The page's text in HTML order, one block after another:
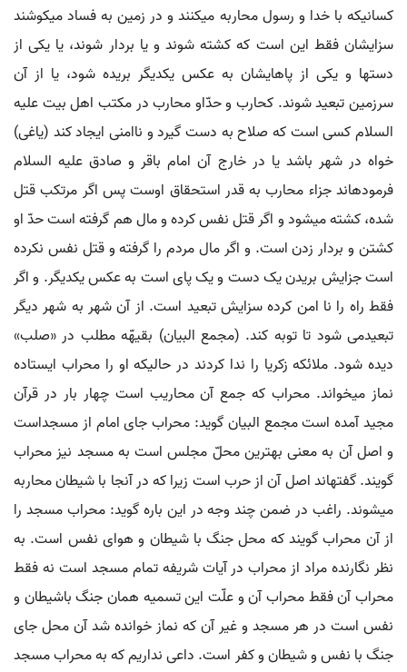
کسانیکه با خدا و رسول محاربه می‏کنند و در زمین به فساد می‏کوشند
سزایشان فقط این است که کشته شوند و یا بردار شوند، یا یکی از
دستها و یکی از پاهایشان به عکس یکدیگر بریده شود، یا از آن
سرزمین تبعید شوند. کحارب و حدّاو محارب در مکتب اهل بیت علیه
السلام کسی است که صلاح به دست گیرد و ناامنی ایجاد کند (یاغی)
خواه در شهر باشد یا در خارج آن امام باقر و صادق علیه السلام
فرموده‏اند جزاء محارب به قدر استحقاق اوست پس اگر مرتکب قتل
شده، کشته می‏شود و اگر قتل نفس کرده و مال هم گرفته است حدّ او
کشتن و بردار زدن است. و اگر مال مردم را گرفته و قتل نفس نکرده
است جزایش بریدن یک دست و یک پای است به عکس یکدیگر. و اگر
فقط راه را نا امن کرده سزایش تبعید است. از آن شهر به شهر دیگر
تبعیدمی شود تا توبه کند. (مجمع البیان) بقیهّه مطلب در «صلب»
دیده شود. ملائکه زکریا را ندا کردند در حالیکه او را محراب ایستاده
نماز می‏خواند. محراب که جمع آن محاریب است چهار بار در قرآن
مجید آمده است مجمع البیان گوید: محراب جای امام از مسجداست
و اصل آن به معنی بهترین محلّ مجلس است به مسجد نیز محراب
گویند. گفته‏اند اصل آن از حرب است زیرا که در آنجا با شیطان محاربه
می‏شوند. راغب در ضمن چند وجه در این باره گوید: محراب مسجد را
از آن محراب گویند که محل جنگ با شیطان و هوای نفس است. به
نظر نگارنده مراد از محراب در آیات شریفه تمام مسجد است نه فقط
محراب آن فقط محراب آن و علّت این تسمیه همان جنگ باشیطان و
نفس است در هر مسجد و غیر آن که نماز خوانده شد آن محل جای
جنگ با نفس و شیطان و کفر است. داعی نداریم که به محراب مسجد